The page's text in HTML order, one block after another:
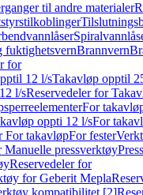
til andre materialer
fuktighetsvernBrannvern
for
12 l/sTakavløp opptil
l/sReservedeler for
For
oppti 12 l/sFor
For takavløpFor fester
Manuelle pressverktøy
Reservedeler for
for Geberit Mepla
kompatibilitet [2]